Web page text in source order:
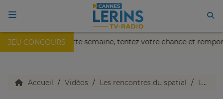
JEU CONCOURS
de Nice ! Cette semaine, tentez votre chance et
TV en direct
Accueil Vidéos Les rencontres du spatial Laurent Malassine (Alpha-X) - Les rencontres du spatial - Cannes Lérins TV